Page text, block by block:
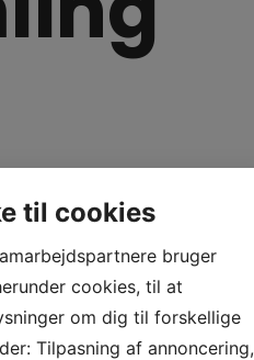
i Alsted-
til cookies
bruger
cookies, til at
om dig til forskellige
Tilpasning af annoncering,